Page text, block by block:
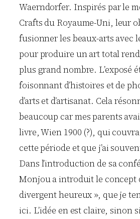
Waerndorfer. Inspirés par le
Crafts du Royaume-Uni, leur
fusionner les beaux-arts avec
pour produire un art total
plus grand nombre. L’exposé
foisonnant d’histoires et de
d’arts et d’artisanat. Cela
beaucoup car mes parents
livre, Wien 1900 (?), qui
cette période et que j’ai
Dans l’introduction de sa
Monjou a introduit le concept
divergent heureux », que je
ici. L’idée en est claire, sinon